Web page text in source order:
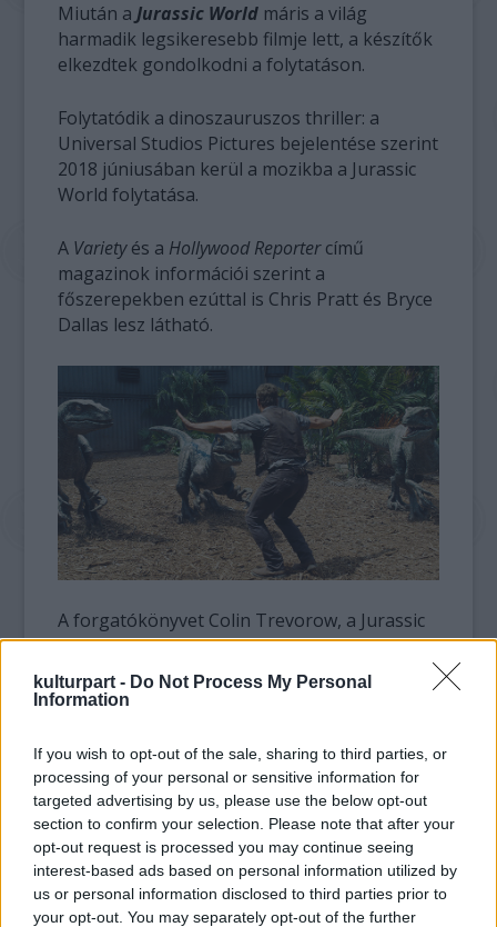
kulturpart - Do Not Process My Personal
Information
If you wish to opt-out of the sale, sharing to third parties, or
processing of your personal or sensitive information for
targeted advertising by us, please use the below opt-out
section to confirm your selection. Please note that after your
opt-out request is processed you may continue seeing
interest-based ads based on personal information utilized by
us or personal information disclosed to third parties prior to
your opt-out. You may separately opt-out of the further
Miután aJurassic World máris a világ
harmadik legsikeresebb filmje lett, a készítők
elkezdtek gondolkodni a folytatáson.
Folytatódik a dinoszauruszos thriller: a
Universal Studios Pictures bejelentése szerint
2018 júniusában kerül a mozikba a Jurassic
World folytatása.
A Varietyés a Hollywood Reportercímű
magazinok információi szerint a
főszerepekben ezúttal is Chris Pratt és Bryce
Dallas lesz látható.
A forgatókönyvet Colin Trevorow, a Jurassic
World rendezője írja kollégájával, Derek
Connollyval. Azt, hogy ki lesz a rendező, és mi
lesz a következő rész címe, egyelőre nem
A Jurassic World júniusban került a mozikba,
azóta világszerte több mint 1,52 milliárd
dolláros bevételt hozott. Ezzel a Titanic és az
Avatar mögött a Jurassic World lett a
filmtörténet eddigi harmadik legnagyobb
kasszasikere.